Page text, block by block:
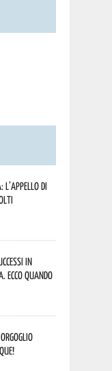
l’appello di
in
Ecco quando